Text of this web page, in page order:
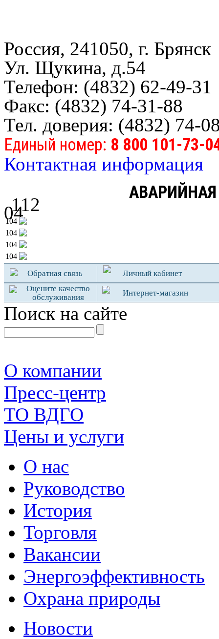
Россия, 241050, г. Брянск
Ул. Щукина, д.54
Телефон: (4832) 62-49-31
Факс: (4832) 74-31-88
Тел. доверия: (4832) 74-
Единый номер: 8 800 101-73-
Контактная информация
04
112
104
104
104
104
Обратная связь
Личный кабинет
Оцените качество
обслуживания
Интернет-магазин
Поиск на сайте
О компании
Пресс-центр
TO ВДГО
Цены и услуги
О нас
Руководство
История
Торговля
Вакансии
Энергоэффективность
Охрана природы
Новости